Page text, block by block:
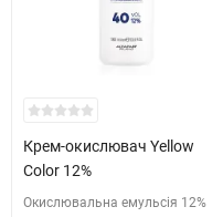
Крем-окислювач Yellow
Color 12%
Окислювальна емульсія 12%